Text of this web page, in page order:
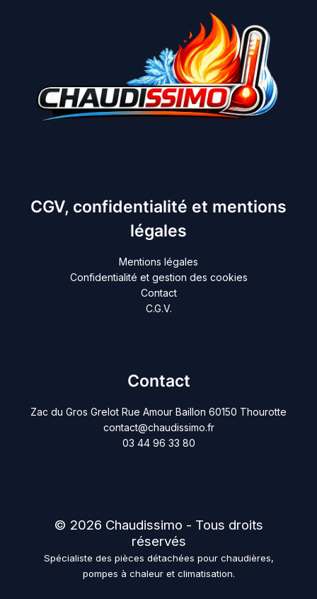
CGV, confidentialité et mentions
légales
Mentions légales
Confidentialité et gestion des cookies
Contact
C.G.V.
Contact
Zac du Gros Grelot Rue Amour Baillon 60150 Thourotte
contact@chaudissimo.fr
03 44 96 33 80
© 2026 Chaudissimo - Tous droits
réservés
Spécialiste des pièces détachées pour chaudières,
pompes à chaleur et climatisation.